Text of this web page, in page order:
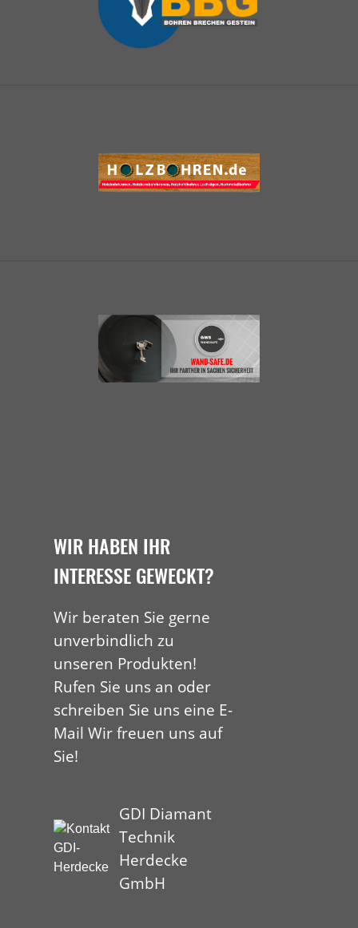
WIR HABEN IHR
INTERESSE GEWECKT?
Wir beraten Sie gerne
unverbindlich zu
unseren Produkten!
Rufen Sie uns an oder
schreiben Sie uns eine E-
Mail Wir freuen uns auf
Sie!
GDI Diamant
Technik
Herdecke
GmbH